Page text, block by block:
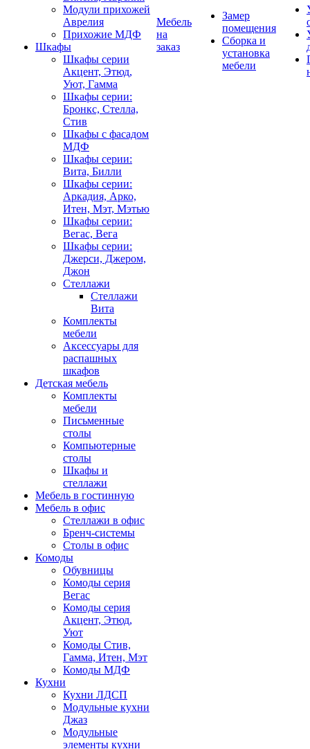
Модули прихожей
Аврелия
Прихожие МДФ
Шкафы
Шкафы серии
Акцент, Этюд,
Уют, Гамма
Шкафы серии:
Бронкс, Стелла,
Стив
Шкафы с фасадом
МДФ
Шкафы серии:
Вита, Билли
Шкафы серии:
Аркадия, Арко,
Итен, Мэт, Мэтью
Шкафы серии:
Вегас, Вега
Шкафы серии:
Джерси, Джером,
Джон
Стеллажи
Стеллажи
Вита
Комплекты
мебели
Аксессуары для
распашных
шкафов
Детская мебель
Комплекты
мебели
Письменные
столы
Компьютерные
столы
Шкафы и
стеллажи
Мебель в гостинную
Мебель в офис
Стеллажи в офис
Бренч-системы
Столы в офис
Комоды
Обувницы
Комоды серия
Вегас
Комоды серия
Акцент, Этюд,
Уют
Комоды Стив,
Гамма, Итен, Мэт
Комоды МДФ
Кухни
Кухни ЛДСП
Модульные кухни
Джаз
Модульные
элементы кухни
Мебель
на
заказ
Замер
помещения
Сборка и
установка
мебели